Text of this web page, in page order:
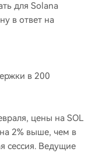
для Solana
в ответ на
в 200
цены на SOL
2% выше, чем в
сессия. Ведущие